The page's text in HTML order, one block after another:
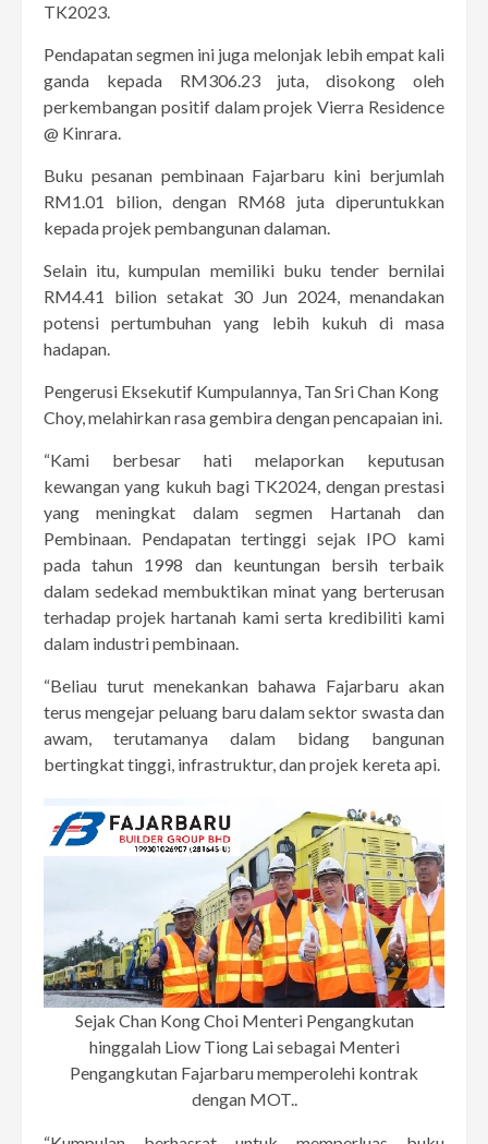
TK2023.
Pendapatan segmen ini juga melonjak lebih empat kali
ganda kepada RM306.23 juta, disokong oleh
perkembangan positif dalam projek Vierra Residence
@ Kinrara.
Buku pesanan pembinaan Fajarbaru kini berjumlah
RM1.01 bilion, dengan RM68 juta diperuntukkan
kepada projek pembangunan dalaman.
Selain itu, kumpulan memiliki buku tender bernilai
RM4.41 bilion setakat 30 Jun 2024, menandakan
potensi pertumbuhan yang lebih kukuh di masa
hadapan.
Pengerusi Eksekutif Kumpulannya, Tan Sri Chan Kong
Choy, melahirkan rasa gembira dengan pencapaian ini.
“Kami berbesar hati melaporkan keputusan
kewangan yang kukuh bagi TK2024, dengan prestasi
yang meningkat dalam segmen Hartanah dan
Pembinaan. Pendapatan tertinggi sejak IPO kami
pada tahun 1998 dan keuntungan bersih terbaik
dalam sedekad membuktikan minat yang berterusan
terhadap projek hartanah kami serta kredibiliti kami
dalam industri pembinaan.
“Beliau turut menekankan bahawa Fajarbaru akan
terus mengejar peluang baru dalam sektor swasta dan
awam, terutamanya dalam bidang bangunan
bertingkat tinggi, infrastruktur, dan projek kereta api.
Sejak Chan Kong Choi Menteri Pengangkutan
hinggalah Liow Tiong Lai sebagai Menteri
Pengangkutan Fajarbaru memperolehi kontrak
dengan MOT..